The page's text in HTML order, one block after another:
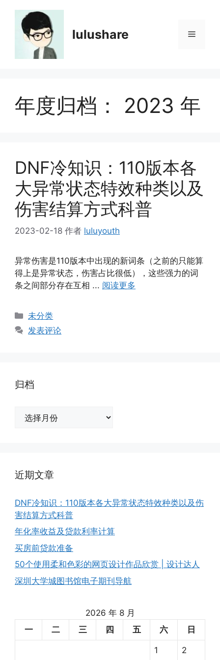
lulushare 菜
年度归档： 2023 年
DNF冷知识：110版本各
大异常状态特效种类以及
伤害结算方式科普
2023-02-18 作者 luluyouth
异常伤害是110版本中出现的新词条（之前的只能算
得上是异常状态，伤害占比很低），这些强力的词
条之间部分存在互相 ... 阅读更多
分
类
未分类
发表评论
归档
近期文章
DNF冷知识：110版本各大异常状态特效种类以及伤
害结算方式科普
年化率收益及贷款利率计算
买房前贷款准备
50个使用柔和色彩的网页设计作品欣赏 | 设计达人
深圳大学城图书馆电子期刊导航
2026 年 8 月
一
二 三 四 五 六 日
1 2